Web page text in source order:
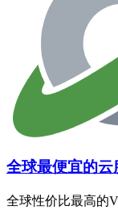
全球最便宜的云
全球性价比最高的